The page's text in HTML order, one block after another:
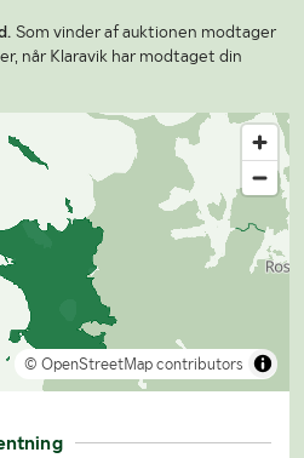
Som vinder af auktionen modtager
når Klaravik har modtaget din
© OpenStreetMap contributors